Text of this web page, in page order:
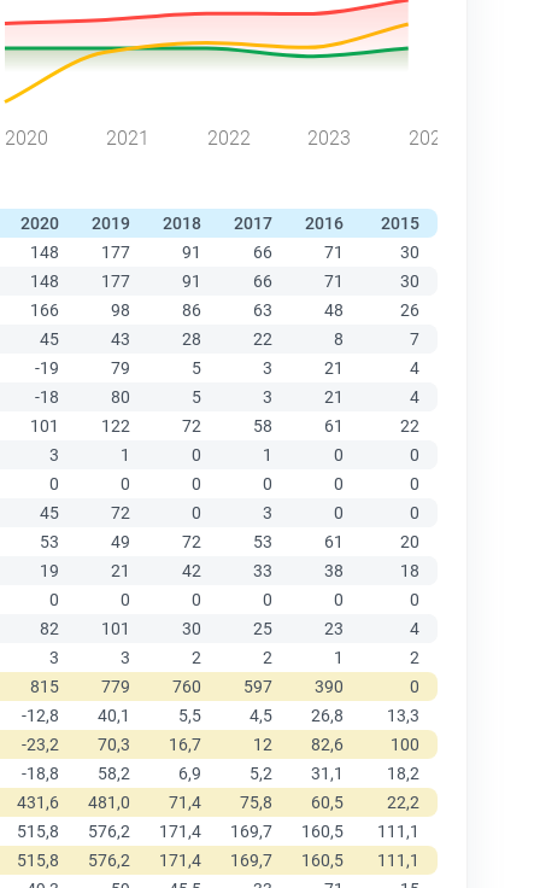
2020 2021 2022 2023 2024
2020 2019 2018 2017 2016 2015